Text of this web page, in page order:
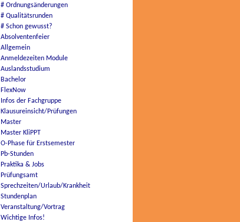
# Ordnungsänderungen
# Qualitätsrunden
# Schon gewusst?
Absolventenfeier
Allgemein
Anmeldezeiten Module
Auslandsstudium
Bachelor
FlexNow
Infos der Fachgruppe
Klausureinsicht/Prüfungen
Master
Master KliPPT
O-Phase für Erstsemester
Pb-Stunden
Praktika & Jobs
Prüfungsamt
Sprechzeiten/Urlaub/Krankheit
Stundenplan
Veranstaltung/Vortrag
Wichtige Infos!